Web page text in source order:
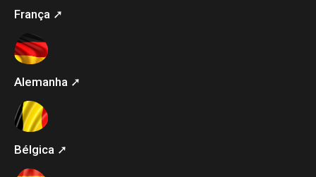
França ➚
Alemanha ➚
Bélgica ➚